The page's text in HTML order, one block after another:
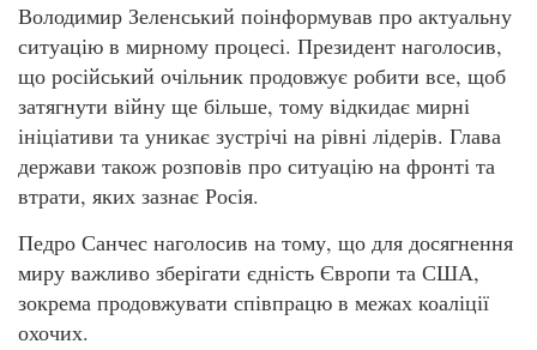
Володимир Зеленський поінформував про актуальну
ситуацію в мирному процесі. Президент наголосив,
що російський очільник продовжує робити все, щоб
затягнути війну ще більше, тому відкидає мирні
ініціативи та уникає зустрічі на рівні лідерів. Глава
держави також розповів про ситуацію на фронті та
втрати, яких зазнає Росія.
Педро Санчес наголосив на тому, що для досягнення
миру важливо зберігати єдність Європи та США,
зокрема продовжувати співпрацю в межах коаліції
охочих.